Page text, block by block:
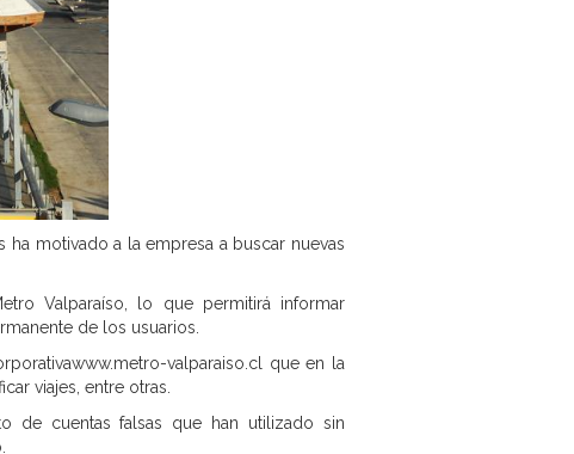
motivado a la empresa a buscar nuevas
Valparaíso, lo que permitirá informar
de los usuarios.
valparaiso.cl que en la
viajes, entre otras.
de cuentas falsas que han utilizado sin